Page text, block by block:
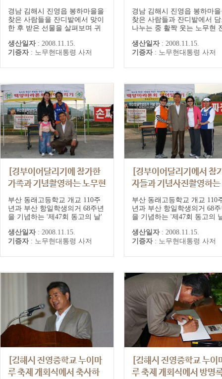
대통령]
경남 김해시 진영읍 봉하마을을
찾은 사람들을 잔디밭에서 맞이
한 후 받은 선물을 살펴보며 귀
생산일자 : 2008.11.15.
기증자 : 노무현대통령 사저
웃는 노무현 전 대통령]
경남 김해시 진영읍 봉하마
찾은 사람들과 잔디밭에서
나누는 중 활짝 웃는 노무현
생산일자 : 2008.11.15.
기증자 : 노무현대통령 사저
[경부이어달리기에 참가한
가족과 기념촬영하는 노무현
전 대통령]
부산 동래고등학교 개교 110주
년과 부산 항일학생의거 68주년
을 기념하는 '제47회 동고의 날'
에 참가한 사람들과 기념촬영하
는 노무현 전 대통령
생산일자 : 2008.11.15.
기증자 : 노무현대통령 사저
[경부이어달리기에서 참
자들과 기념사진촬영하는
무현 전 대통령]
부산 동래고등학교 개교 110
년과 부산 항일학생의거 68
을 기념하는 '제47회 동고의
에 참가한 사람들과 기념촬
는 노무현 전 대통령
생산일자 : 2008.11.15.
기증자 : 노무현대통령 사저
[김해시 진영중학교 누이마
루 축제 개회식에서 축사하
[김해시 진영중학교 누이
루 축제 개회식에서 방명